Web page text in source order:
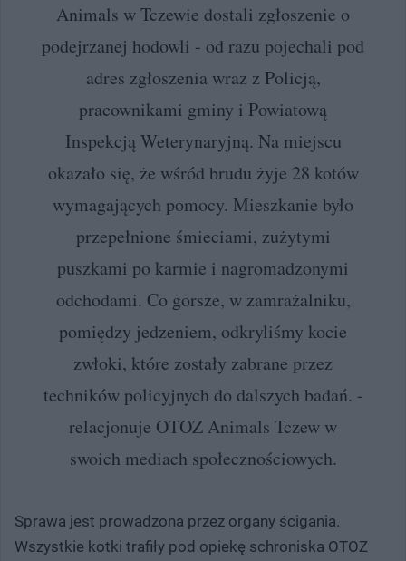
Animals w Tczewie dostali zgłoszenie o
podejrzanej hodowli - od razu pojechali pod
adres zgłoszenia wraz z Policją,
pracownikami gminy i Powiatową
Inspekcją Weterynaryjną. Na miejscu
okazało się, że wśród brudu żyje 28 kotów
wymagających pomocy. Mieszkanie było
przepełnione śmieciami, zużytymi
puszkami po karmie i nagromadzonymi
odchodami. Co gorsze, w zamrażalniku,
pomiędzy jedzeniem, odkryliśmy kocie
zwłoki, które zostały zabrane przez
techników policyjnych do dalszych badań. -
relacjonuje OTOZ Animals Tczew w
swoich mediach społecznościowych.
Sprawa jest prowadzona przez organy ścigania.
Wszystkie kotki trafiły pod opiekę schroniska OTOZ